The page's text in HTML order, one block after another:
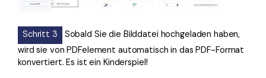
Schritt 3
Sobald Sie die Bilddatei hochgeladen haben,
wird sie von PDFelement automatisch in das PDF-Format
konvertiert. Es ist ein Kinderspiel!